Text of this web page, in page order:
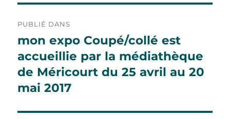
de
l’article
PUBLIÉ DANS
mon expo Coupé/collé est
accueillie par la médiathèque
de Méricourt du 25 avril au 20
mai 2017